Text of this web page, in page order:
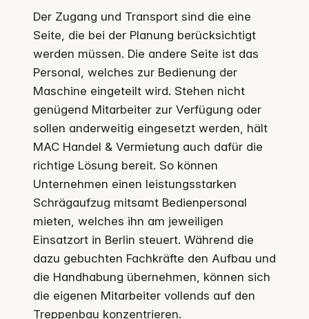
Der Zugang und Transport sind die eine
Seite, die bei der Planung berücksichtigt
werden müssen. Die andere Seite ist das
Personal, welches zur Bedienung der
Maschine eingeteilt wird. Stehen nicht
genügend Mitarbeiter zur Verfügung oder
sollen anderweitig eingesetzt werden, hält
MAC Handel & Vermietung auch dafür die
richtige Lösung bereit. So können
Unternehmen einen leistungsstarken
Schrägaufzug mitsamt Bedienpersonal
mieten, welches ihn am jeweiligen
Einsatzort in Berlin steuert. Während die
dazu gebuchten Fachkräfte den Aufbau und
die Handhabung übernehmen, können sich
die eigenen Mitarbeiter vollends auf den
Treppenbau konzentrieren.